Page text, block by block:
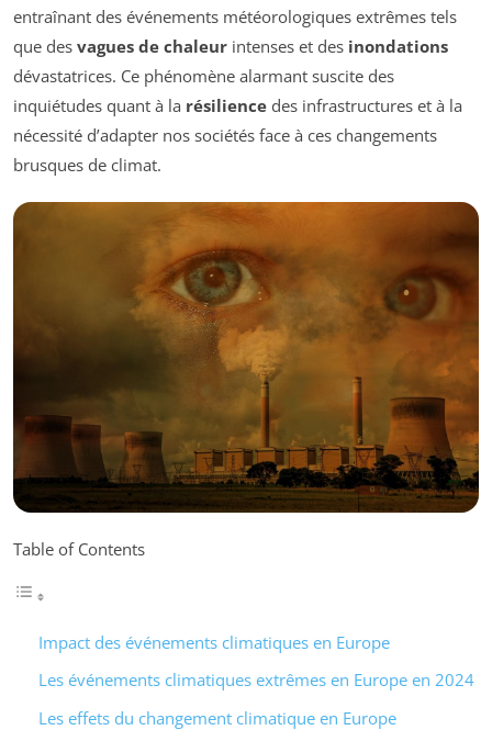
entraînant des événements météorologiques extrêmes tels
que des vagues de chaleur intenses et des inondations
dévastatrices. Ce phénomène alarmant suscite des
inquiétudes quant à la résilience des infrastructures et à la
nécessité d’adapter nos sociétés face à ces changements
brusques de climat.
Table of Contents
Impact des événements climatiques en Europe
Les événements climatiques extrêmes en Europe en 2024
Les effets du changement climatique en Europe